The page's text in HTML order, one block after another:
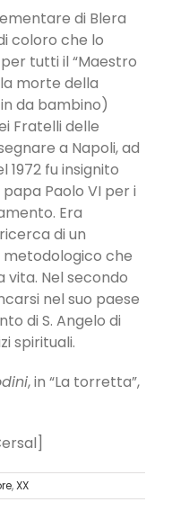
di Blera
coloro che lo
tutti il “Maestro
morte della
da bambino)
Fratelli delle
a Napoli, ad
1972 fu insignito
Paolo VI per i
Era
di un
che
vita. Nel secondo
nel suo paese
di S. Angelo di
spirituali.
, in “La torretta”,
,XX